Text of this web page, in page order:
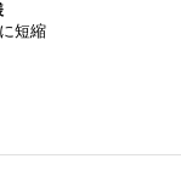
短縮